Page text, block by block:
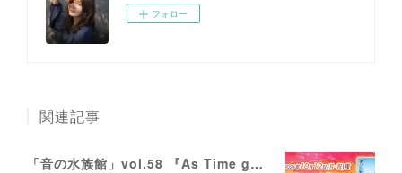
フォロー
関連記事
「音の水族館」vol.58 『As Time goes by』に出演します。